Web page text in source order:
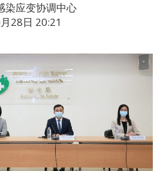
染应变协调中心
28日 20:21